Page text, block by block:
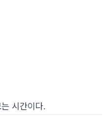
시간이다.